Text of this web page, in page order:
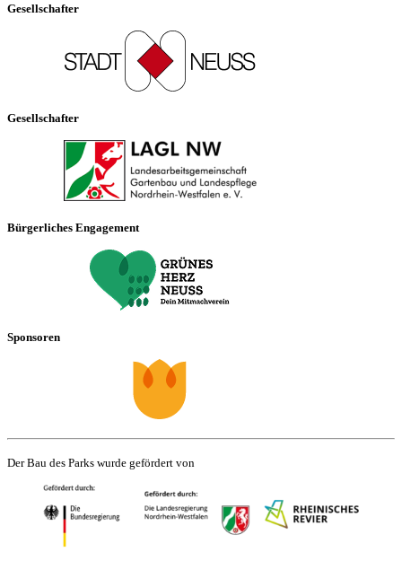
Gesellschafter
Gesellschafter
Bürgerliches Engagement
Sponsoren
Der Bau des Parks wurde gefördert von